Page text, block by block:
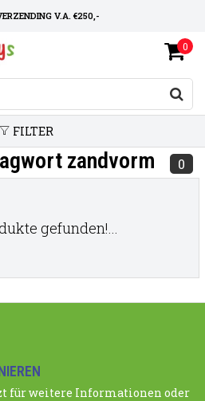
V.A. €250,-
LEVERTIJD
OP MAAT
0
FILTER
zandvorm 0
gefunden!...
für weitere Informationen oder